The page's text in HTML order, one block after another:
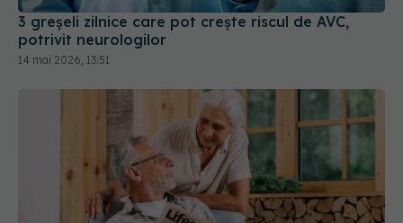
3 greșeli zilnice care pot crește riscul de AVC,
potrivit neurologilor
14 mai 2026, 13:51